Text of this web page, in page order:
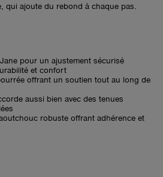
qui ajoute du rebond à chaque pas.
pour un ajustement sécurisé
et confort
offrant un soutien tout au long de
aussi bien avec des tenues
robuste offrant adhérence et